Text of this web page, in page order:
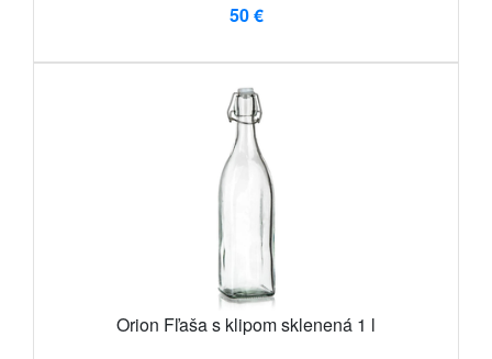
50 €
Orion Fľaša s klipom sklenená 1 l